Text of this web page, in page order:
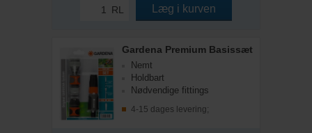
RL Læg i kurven
Gardena Premium Basissæt
Nemt
Holdbart
Nødvendige fittings
4-15 dages levering;